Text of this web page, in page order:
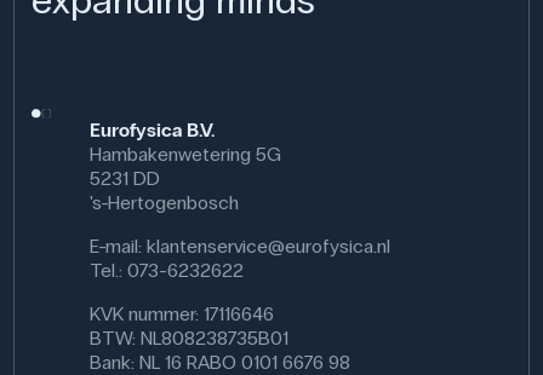
Eurofysica B.V.
Hambakenwetering 5G
5231 DD
's-Hertogenbosch
E-mail:klantenservice@eurofysica.nl
Tel.: 073-6232622
KVK nummer: 17116646
BTW: NL808238735B01
Bank: NL 16 RABO 0101 6676 98